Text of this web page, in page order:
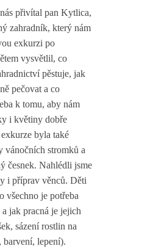
přivítal pan Kytlica,
zahradník, který nám
exkurzi po
vysvětlil, co
pěstuje, jak
pečovat a co
k tomu, aby nám
i květiny dobře
byla také
vánočních stromků a
česnek. Nahlédli jsme
i příprav věnců. Děti
všechno je potřeba
jak pracná je jejich
sázení rostlin na
lepení).